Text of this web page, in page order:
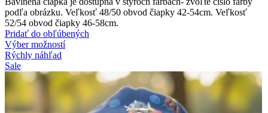
podľa obrázku. Veľkosť 48/50 obvod čiapky 42-54cm. Veľkosť
52/54 obvod čiapky 46-58cm.
Pridať do obľúbených
Výber možností
Rýchly náhľad
Sale